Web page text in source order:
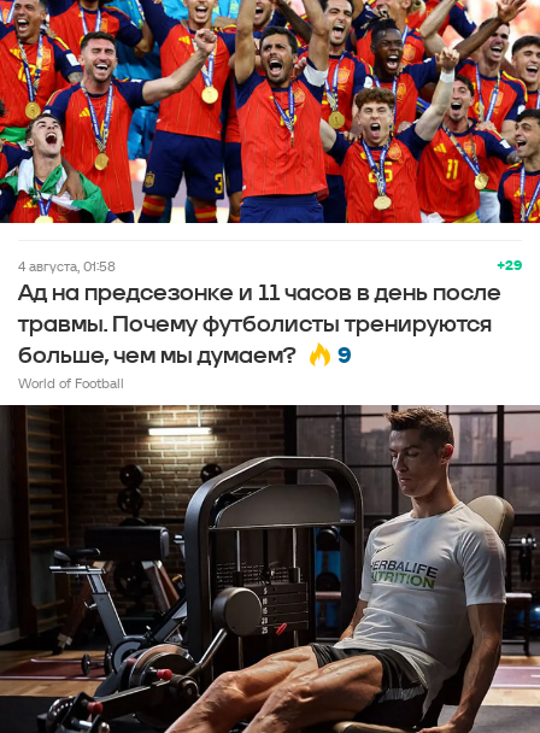
+29
4 августа, 01:58
Ад на предсезонке и 11 часов в день после
травмы. Почему футболисты тренируются
больше, чем мы думаем?
9
World of Football